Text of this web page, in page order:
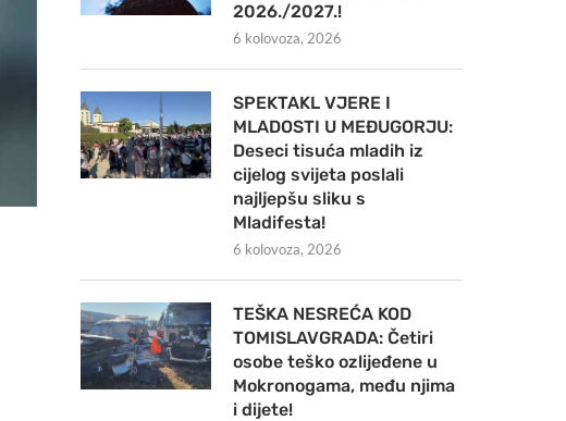
2026./2027.!
6 kolovoza, 2026
SPEKTAKL VJERE I
MLADOSTI U MEĐUGORJU:
Deseci tisuća mladih iz
cijelog svijeta poslali
najljepšu sliku s
Mladifesta!
6 kolovoza, 2026
TEŠKA NESREĆA KOD
TOMISLAVGRADA: Četiri
osobe teško ozlijeđene u
Mokronogama, među njima
i dijete!